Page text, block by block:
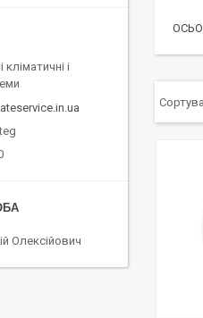
і
Олексійович